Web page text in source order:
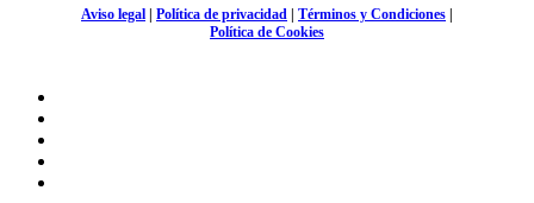
Aviso legal | Política de privacidad | Términos y Condiciones |
Política de Cookies